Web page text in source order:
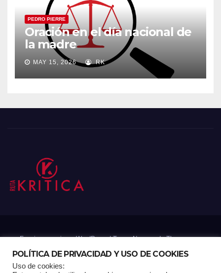
PEDRO PIERRE
Oración en el día nacional de
la madre
MAY 15, 2026 RK
Funciona gracias a WordPress|Tema: Newsup deThemeansar
POLÍTICA DE PRIVACIDAD Y USO DE COOKIES
Uso de cookies: